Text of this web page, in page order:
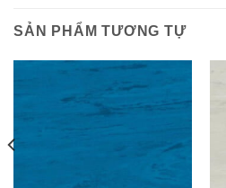
SẢN PHẨM TƯƠNG TỰ